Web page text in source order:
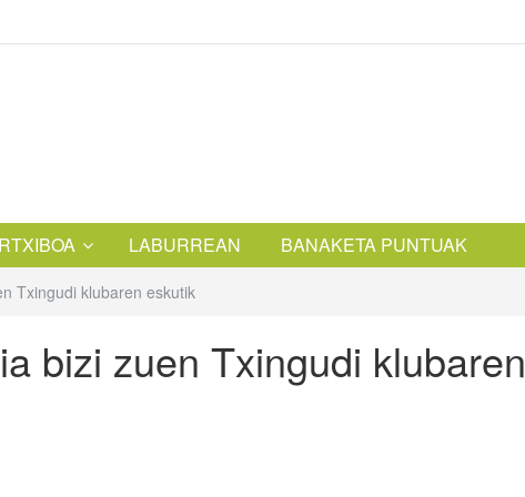
LABURREAN BANAKETA PUNTUAK
Txingudi klubaren eskutik
bizi zuen Txingudi klubaren